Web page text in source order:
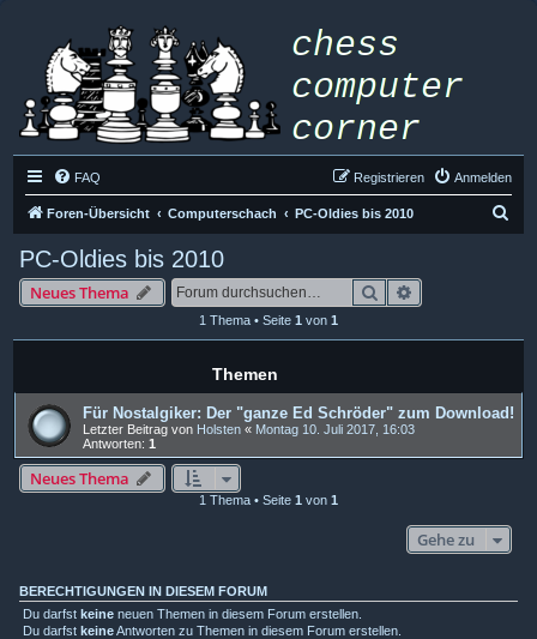
FAQ Anmelden
Registrieren
Foren-Übersicht Computerschach PC-Oldies bis 2010
PC-Oldies bis 2010
Neues Thema Suche
1 Thema • Seite 1 von 1
Themen
Für Nostalgiker: Der "ganze Ed Schröder" zum Download!
Letzter Beitrag von Holsten « Montag 10. Juli 2017, 16:03
Antworten: 1
Neues Thema
1 Thema • Seite 1 von 1
Gehe zu
BERECHTIGUNGEN IN DIESEM FORUM
Du darfst keine neuen Themen in diesem Forum erstellen.
Du darfst keineAntworten zu Themen in diesem Forum erstellen.